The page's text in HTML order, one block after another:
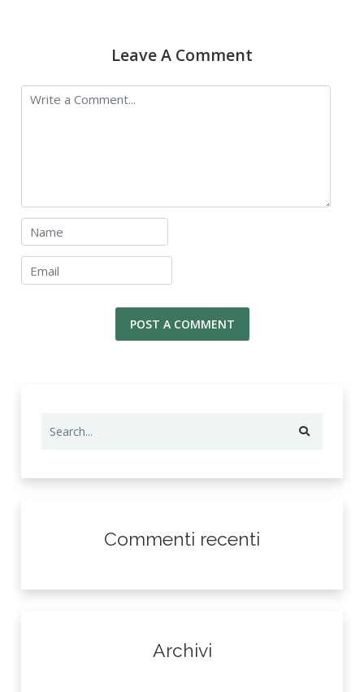
Leave A Comment
Commenti recenti
Archivi